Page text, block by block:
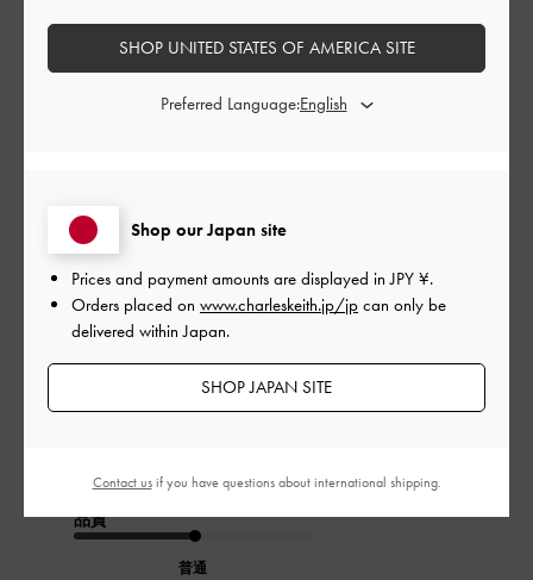
ご利用者様
ピンクを購入しました。色味はパステルで、すごくかわいいで
す。
カード入れは使いやすいのですが、チャックの中に小銭やお札
を入れると取り出しが難しくてそこが少し難点でした。
でもすごく気に入って財布代わりで使ってます。
その他（シューズ以外） |カラー:
品質
普通
2025-08-26
Shop our Japan site
Prices and payment amounts are displayed inJPY ¥.
Orders placed on www.charleskeith.jp/jp can only be
delivered within Japan.
SHOP JAPAN SITE
SHOP UNITED STATES OF AMERICA SITE
Preferred Language:
Contact usif you have questions about international shipping.